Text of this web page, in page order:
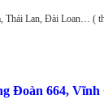
Lan, Đài Loan… (
Đoàn 664,